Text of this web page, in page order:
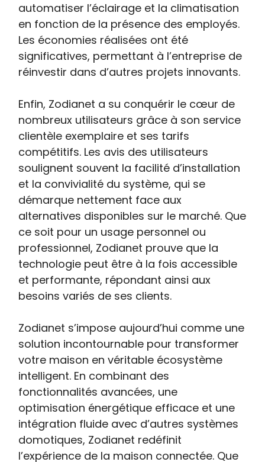
automatiser l’éclairage et la climatisation
en fonction de la présence des employés.
Les économies réalisées ont été
significatives, permettant à l’entreprise de
réinvestir dans d’autres projets innovants.
Enfin, Zodianet a su conquérir le cœur de
nombreux utilisateurs grâce à son service
clientèle exemplaire et ses tarifs
compétitifs. Les avis des utilisateurs
soulignent souvent la facilité d’installation
et la convivialité du système, qui se
démarque nettement face aux
alternatives disponibles sur le marché. Que
ce soit pour un usage personnel ou
professionnel, Zodianet prouve que la
technologie peut être à la fois accessible
et performante, répondant ainsi aux
besoins variés de ses clients.
Zodianet s’impose aujourd’hui comme une
solution incontournable pour transformer
votre maison en véritable écosystème
intelligent. En combinant des
fonctionnalités avancées, une
optimisation énergétique efficace et une
intégration fluide avec d’autres systèmes
domotiques, Zodianet redéfinit
l’expérience de la maison connectée. Que